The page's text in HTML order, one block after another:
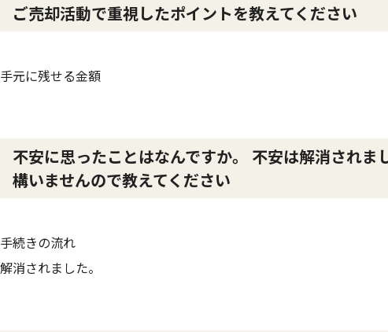
ご売却活動で重視したポイントを教えてください
手元に残せる金額
不安に思ったことはなんですか。 不安は解消されま
構いませんので教えてください
手続きの流れ
解消されました。